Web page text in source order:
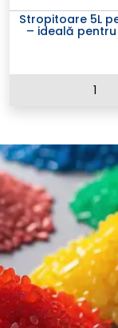
Stropitoare 5L
– ideală